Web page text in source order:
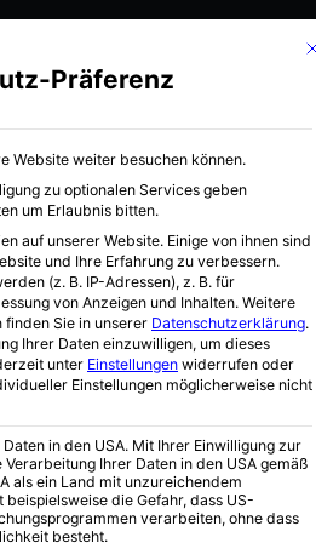
Immunoreagenzien
Präferenz
Website weiter besuchen können.
zu optionalen Services geben
um Erlaubnis bitten.
auf unserer Website. Einige von ihnen sind
und Ihre Erfahrung zu verbessern.
(z. B. IP-Adressen), z. B. für
von Anzeigen und Inhalten.Weitere
Sie in unserer Datenschutzerklärung.
Ihrer Daten einzuwilligen, um dieses
unter Einstellungen widerrufen oder
Einstellungen möglicherweise nicht
in den USA. Mit Ihrer Einwilligung zur
Ihrer Daten in den USA gemäß
als ein Land mit unzureichendem
die Gefahr, dass US-
verarbeiten, ohne dass
besteht.